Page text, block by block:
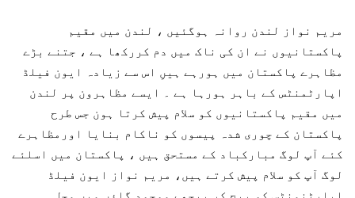
مریم نواز لندن روانہ ہوگئیں ، لندن میں مقیم
پاکستانیوں نے ان کی ناک میں دم کررکھا ہے ، جتنے بڑے
مظاہرے پاکستان میں ہورہے ہیںِ اس سے زیادہ ایون فیلڈ
اپارٹمنٹس کے باہر ہورہا ہے ۔ ایسے مظاہرون پر لندن
میں مقیم پاکستانیوں کو سلام پیش کرتا ہون جس طرح
پاکستان کے چوری شدہ پیسوں کو ناکام بنایا اورمظاہرے
کئے آپ لوگ مبارکباد کے مستحق ہیں ، پاکستان میں اسلئے
لوگ آپ کو سلام پیش کرتے ہیں، مریم نواز ایون فیلڈ
اپارٹنمنٹس کو بیچ کر پیچھے موجود گاؤں میں محل